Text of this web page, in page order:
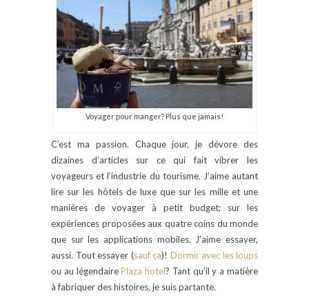
Voyager pour manger? Plus que jamais!
C’est ma passion. Chaque jour, je dévore des
dizaines d’articles sur ce qui fait vibrer les
voyageurs et l’industrie du tourisme. J’aime autant
lire sur les hôtels de luxe que sur les mille et une
manières de voyager à petit budget; sur les
expériences proposées aux quatre coins du monde
que sur les applications mobiles. J’aime essayer,
aussi. Tout essayer (saufça)! Dormir avec les loups
ou au légendairePlaza hotel? Tant qu’il y a matière
à fabriquer des histoires, je suis partante.